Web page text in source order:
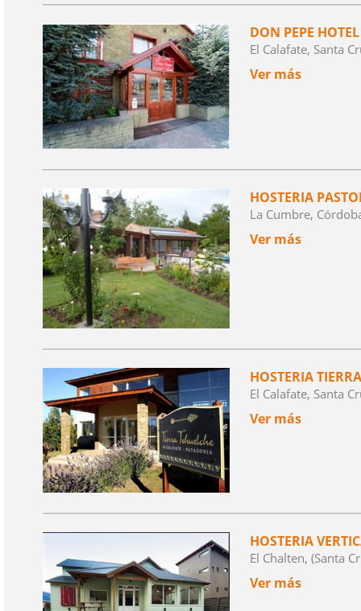
DON PEPE
El Calafate, Santa
Ver más
HOSTERIA
La Cumbre,
Ver más
HOSTERIA
El Calafate, Santa
Ver más
HOSTERIA
El Chalten, (Santa
Ver más